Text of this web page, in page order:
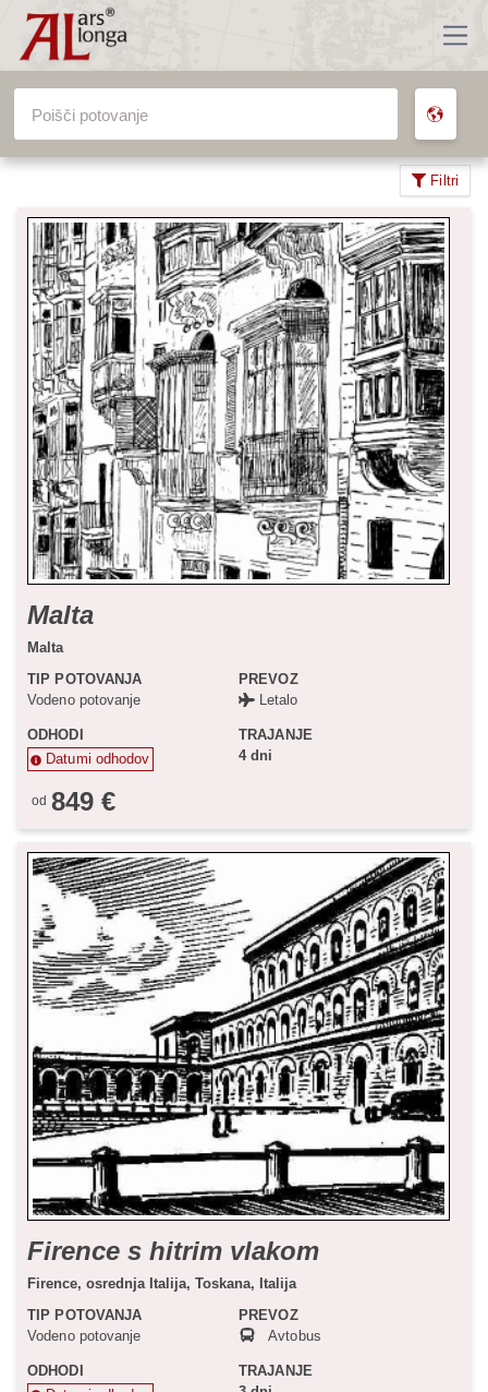
VSA POTOVANJA
Filtri
Malta
Malta
TIP POTOVANJA
Vodeno potovanje
PREVOZ
Letalo
ODHODI
Datumi odhodov
Status je informativen. Lahko se spremeni glede na dinamiko
TRAJANJE
4 dni
od 849 €
Firence s hitrim vlakom
Firence, osrednja Italija, Toskana, Italija
TIP POTOVANJA
Vodeno potovanje
PREVOZ
Avtobus
ODHODI
TRAJANJE